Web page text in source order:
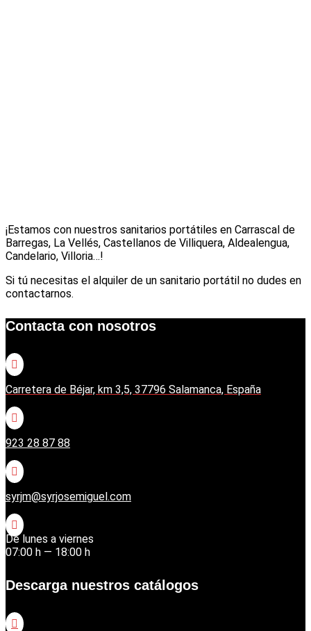
¡Estamos con nuestros sanitarios portátiles en Carrascal de
Barregas, La Vellés, Castellanos de Villiquera, Aldealengua,
Candelario, Villoria…!
Si tú necesitas el alquiler de un sanitario portátil no dudes en
contactarnos.
Contacta con nosotros

Carretera de Béjar, km 3,5, 37796 Salamanca, España

923 28 87 88

syrjm@syrjosemiguel.com

De lunes a viernes
07:00 h — 18:00 h
Descarga nuestros catálogos
